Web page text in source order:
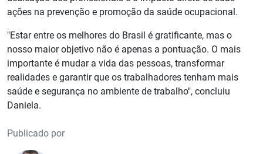
ações na prevenção e promoção da saúde ocupacional.
"Estar entre os melhores do Brasil é gratificante, mas o
nosso maior objetivo não é apenas a pontuação. O mais
importante é mudar a vida das pessoas, transformar
realidades e garantir que os trabalhadores tenham mais
saúde e segurança no ambiente de trabalho", concluiu
Daniela.
Publicado por